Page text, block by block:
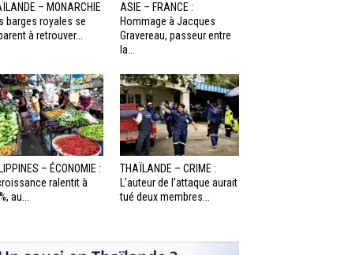
– MONARCHIE
barges royales se
à retrouver...
ASIE – FRANCE :
Hommage à Jacques
Gravereau, passeur entre
la...
– ÉCONOMIE :
ralentit à
au...
THAÏLANDE – CRIME :
L’auteur de l’attaque aurait
tué deux membres...